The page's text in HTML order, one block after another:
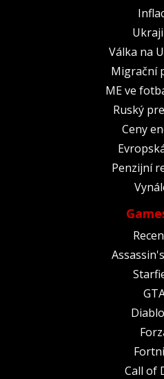
Válka na
Migrační
ME ve
Ruský
Ceny
Penzijní
Call of